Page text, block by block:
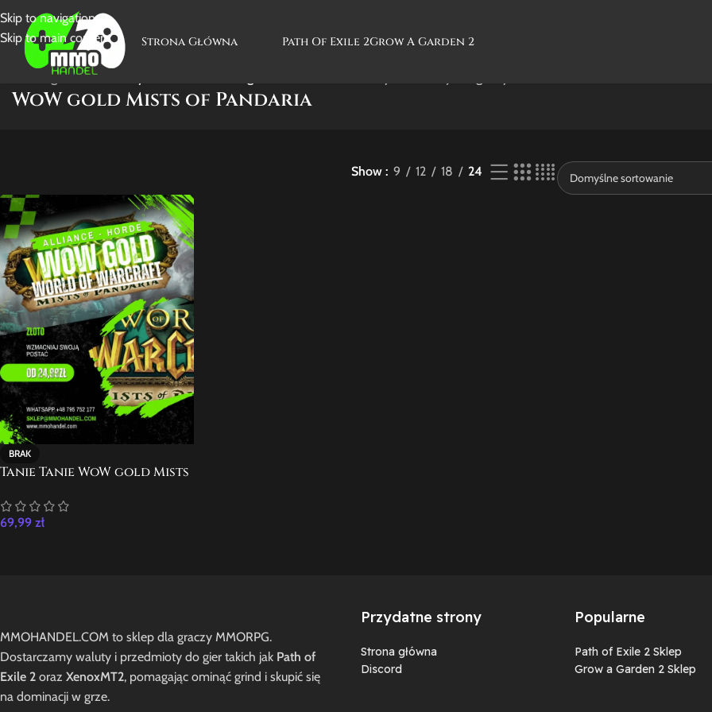
Skip to navigation
Skip to main content
Strona Główna Path Of Exile 2Grow A Garden 2
Strona główna/Produkty oznaczone “WoW gold Mists of Pandaria”
WoW gold Mists of Pandaria
Show 9 12 18 24
BRAK
Tanie Tanie WoW gold Mists
69,99 zł
MMOHANDEL.COM to sklep dla graczy MMORPG.
Dostarczamy waluty i przedmioty do gier takich jak Path of
Exile 2 oraz XenoxMT2, pomagając ominąć grind i skupić się
na dominacji w grze.
Przydatne strony
Strona główna
Discord
Popularne
Path of Exile 2 Sklep
Grow a Garden 2 Sklep